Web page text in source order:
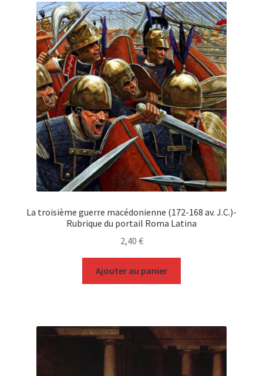
La troisième guerre macédonienne (172-168 av. J.C.)-
Rubrique du portail Roma Latina
2,40 €
Ajouter au panier